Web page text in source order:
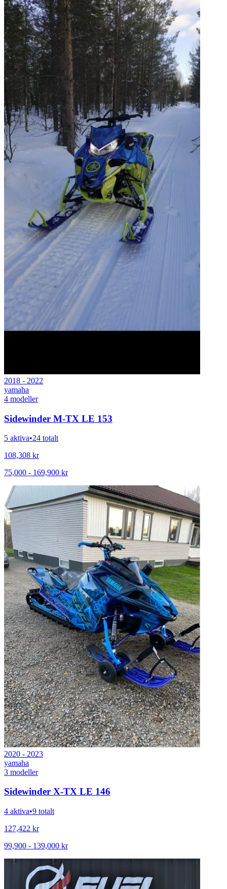
2018 - 2022
yamaha
4 modeller
Sidewinder M-TX LE 153
5 aktiva•24 totalt
108,308 kr
75,000 - 169,900 kr
2020 - 2023
yamaha
3 modeller
Sidewinder X-TX LE 146
4 aktiva•9 totalt
127,422 kr
99,900 - 139,000 kr